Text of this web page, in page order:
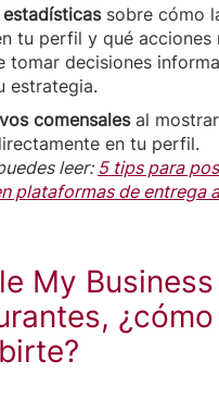
sobre cómo
tu perfil y qué acciones
tomar decisiones
estrategia.
comensalesal
en tu perfil.
leer: 5 tips para
plataformas de entrega
My
¿cómo